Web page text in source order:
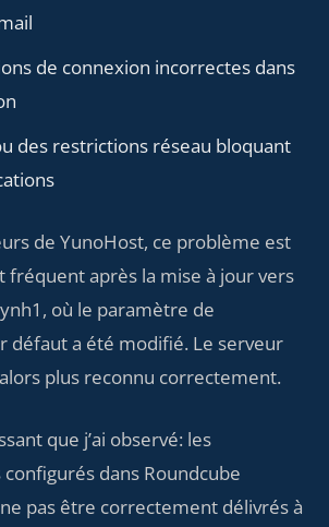
de connexion incorrectes dans
des restrictions réseau bloquant
de YunoHost, ce problème est
après la mise à jour vers
où le paramètre de
défaut a été modifié. Le serveur
alors plus reconnu correctement.
que j’ai observé: les
dans Roundcube
pas être correctement délivrés à